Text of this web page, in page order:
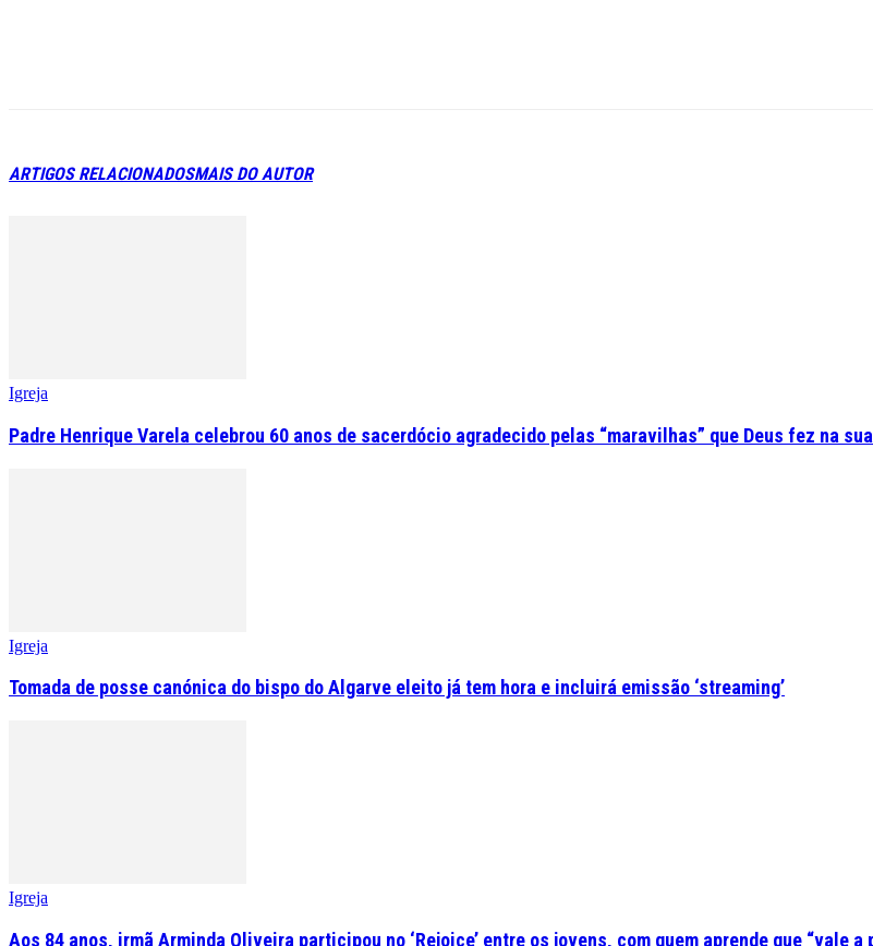
ARTIGOS RELACIONADOSMAIS DO AUTOR
Igreja
Padre Henrique Varela celebrou 60 anos de sacerdócio agradecido pelas “maravilhas” que Deus fez na
Igreja
Tomada de posse canónica do bispo do Algarve eleito já tem hora e incluirá emissão ‘streaming’
Igreja
Aos 84 anos, irmã Arminda Oliveira participou no ‘Rejoice’ entre os jovens, com quem aprende que “vale a